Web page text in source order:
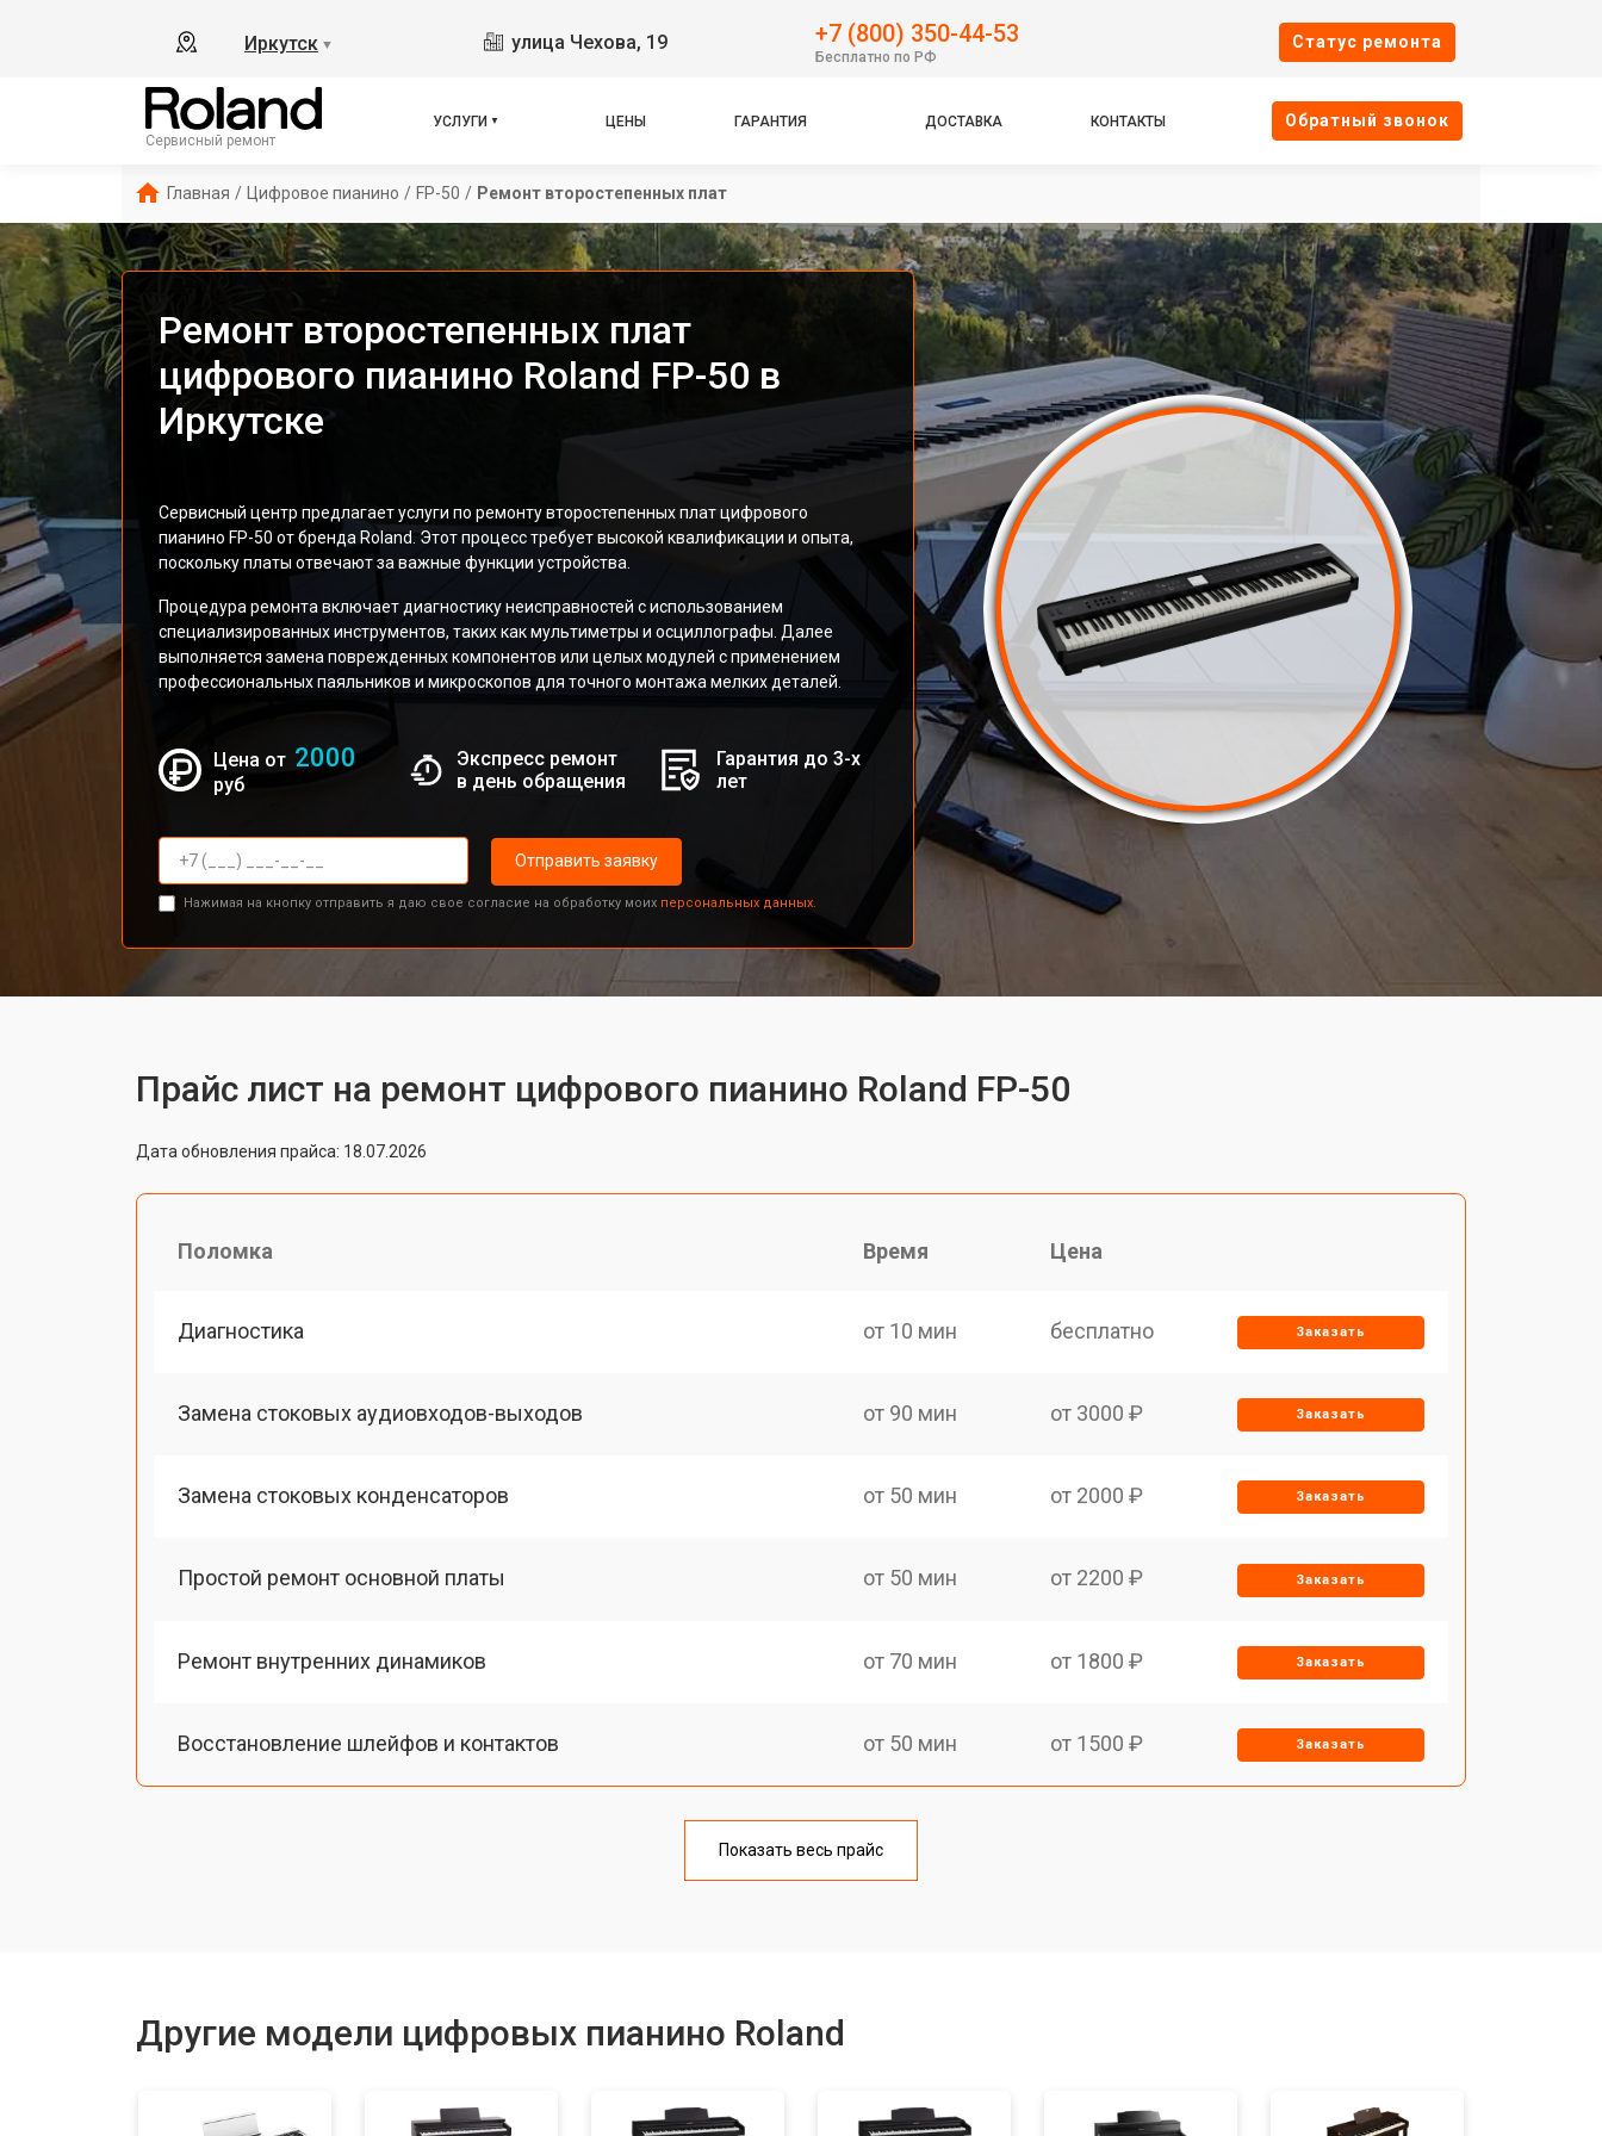
Иркутск ▼ улица Чехова, 19 +7 (800) 350-44-53
Бесплатно по РФ
Cтатус ремонта
Сервисный ремонт
УСЛУГИ ЦЕНЫ ГАРАНТИЯ ДОСТАВКА КОНТАКТЫ Oбратный звонок
Главная / Цифровое пианино / FP-50 / Ремонт второстепенных плат
Ремонт второстепенных плат
цифрового пианино Roland FP-50 в
Иркутске
Сервисный центр предлагает услуги по ремонту второстепенных плат цифрового
пианино FP-50 от бренда Roland. Этот процесс требует высокой квалификации и опыта,
поскольку платы отвечают за важные функции устройства.
Процедура ремонта включает диагностику неисправностей с использованием
специализированных инструментов, таких как мультиметры и осциллографы. Далее
выполняется замена поврежденных компонентов или целых модулей с применением
профессиональных паяльников и микроскопов для точного монтажа мелких деталей.
Цена от 2000
руб
Экспресс ремонт
в день обращения
Гарантия до 3-х
лет
Отправить заявку
Нажимая на кнопку отправить я даю свое согласие на обработку моих персональных данных.
Прайс лист на ремонт цифрового пианино Roland FP-50
Дата обновления прайса: 18.07.2026
Поломка Время Цена
Диагностика от 10 мин бесплатно Заказать
Замена стоковых аудиовходов-выходов от 90 мин от 3000 ₽ Заказать
Замена стоковых конденсаторов от 50 мин от 2000 ₽ Заказать
Простой ремонт основной платы от 50 мин от 2200 ₽ Заказать
Ремонт внутренних динамиков от 70 мин от 1800 ₽ Заказать
Восстановление шлейфов и контактов от 50 мин от 1500 ₽ Заказать
Замена токопроводящих резинок механизма клавиш от 50 мин
Показать весь прайс
Другие модели цифровых пианино Roland